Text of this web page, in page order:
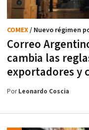
Correo
cambia las
exportadores y
COMEX/ Nuevo régimen
PorLeonardo Coscia